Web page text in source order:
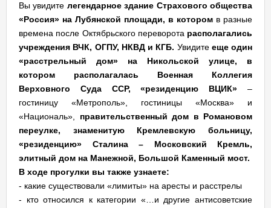
Вы увидите легендарное здание Страхового общества
«Россия» на Лубянской площади, в котором в разные
времена после Октябрьского переворота располагались
учреждения ВЧК, ОГПУ, НКВД и КГБ. Увидите еще один
«расстрельный дом» на Никольской улице, в
котором располагалась Военная Коллегия
Верховного Суда ССР, «резиденцию ВЦИК» –
гостиницу «Метрополь», гостиницы «Москва» и
«Националь», правительственный дом в Романовом
переулке, знаменитую Кремлевскую больницу,
«резиденцию» Сталина – Московский Кремль,
элитный дом на Манежной, Большой Каменный мост.
В ходе прогулки вы также узнаете:
- какие существовали «лимиты» на аресты и расстрелы
- кто относился к категории «…и другие антисоветские